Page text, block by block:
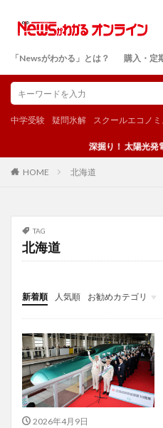
「Newsがわかる」とは？ 購入・定
中学受験 疑問氷解 スクールエコノ
深掘り！ 太陽光発電
HOME 北海道
TAG
北海道
新着順 人気順
お勧めカテゴリ
投稿
学び
マンガ
電子書籍
2026年4月9日
検